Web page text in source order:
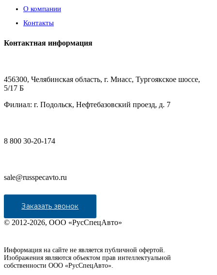
О компании
Контакты
Контактная информация
456300, Челябинская область, г. Миасс, Тургоякское шоссе,
5/17 Б
Филиал: г. Подольск, Нефтебазовский проезд, д. 7
8 800 30-20-174
sale@russpecavto.ru
Заказать звонок
© 2012-2026, ООО «РусСпецАвто»
Информация на сайте не является публичной офертой.
Изображения являются объектом прав интеллектуальной
собственности ООО «РусСпецАвто».